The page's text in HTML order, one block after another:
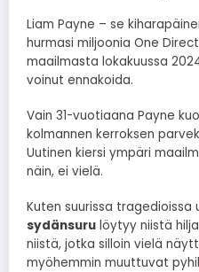
Liam Payne – se
hurmasi miljoonia One
maailmasta lokakuussa
voinut ennakoida.
Vain 31-vuotiaana Payne
kolmannen kerroksen
Uutinen kiersi ympäri
näin, ei vielä.
Kuten suurissa tragedioissa
sydänsuru löytyy niistä
niistä, jotka silloin vielä
myöhemmin muuttuvat